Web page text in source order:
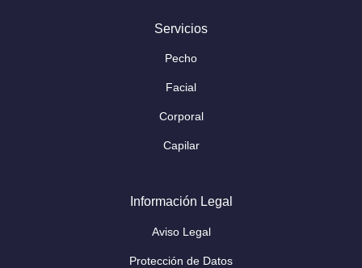
Servicios
Pecho
Facial
Corporal
Capilar
Información Legal
Aviso Legal
Protección de Datos